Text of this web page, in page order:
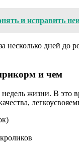
и исправить
несколько дней
и чем
жизни. В